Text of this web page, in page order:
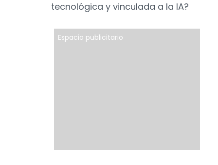
tecnológica y vinculada a la IA?
Espacio publicitario